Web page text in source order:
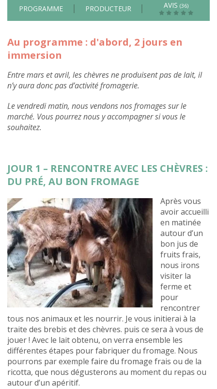
PROGRAMME PRODUCTEUR AVIS (36)
Au programme : d'abord, 2 jours en
immersion
Entre mars et avril, les chèvres ne produisent pas de lait, il
n’y aura donc pas d’activité fromagerie.
Le vendredi matin, nous vendons nos fromages sur le
marché. Vous pourrez nous y accompagner si vous le
souhaitez.
JOUR 1 – RENCONTRE AVEC LES CHÈVRES :
DU PRÉ, AU BON FROMAGE
Après vous
avoir accueilli
en matinée
autour d’un
bon jus de
fruits frais,
nous irons
visiter la
ferme et
pour
rencontrer
tous nos animaux et les nourrir. Je vous initierai à la
traite des brebis et des chèvres. puis ce sera à vous de
jouer ! Avec le lait obtenu, on verra ensemble les
différentes étapes pour fabriquer du fromage. Nous
pourrons par exemple faire du fromage frais ou de la
ricotta, que nous dégusterons au moment du repas ou
autour d’un apéritif.